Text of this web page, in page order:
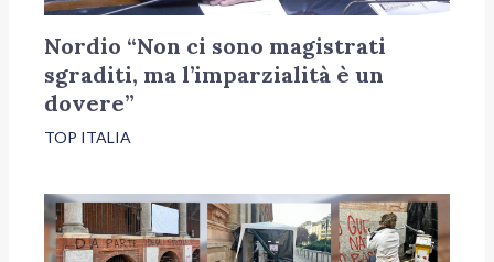
Nordio “Non ci sono magistrati
sgraditi, ma l’imparzialità è un
dovere”
TOP ITALIA